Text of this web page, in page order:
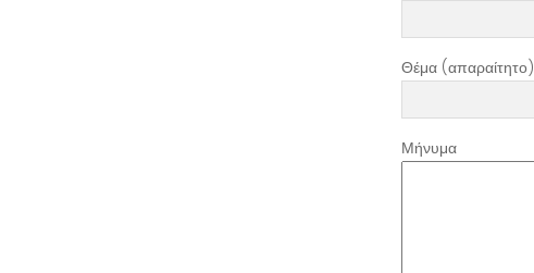
Θέμα (απαραίτητο)
Μήνυμα